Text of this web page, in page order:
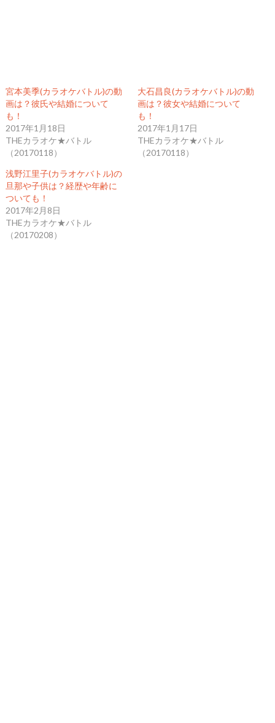
宮本美季(カラオケバトル)の動
画は？彼氏や結婚について
も！
2017年1月18日
THEカラオケ★バトル
（20170118）
大石昌良(カラオケバトル)の動
画は？彼女や結婚について
も！
2017年1月17日
THEカラオケ★バトル
（20170118）
浅野江里子(カラオケバトル)の
旦那や子供は？経歴や年齢に
ついても！
2017年2月8日
THEカラオケ★バトル
（20170208）